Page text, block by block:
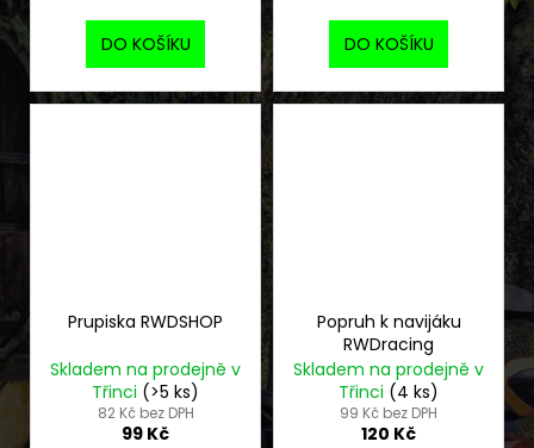
DO KOŠÍKU DO KOŠÍKU
Prupiska RWDSHOP
Skladem na prodejně v
Třinci (>5 ks)
82 Kč bez DPH
99 Kč
Popruh k navijáku
RWDracing
Skladem na prodejně v
Třinci (4 ks)
99 Kč bez DPH
120 Kč